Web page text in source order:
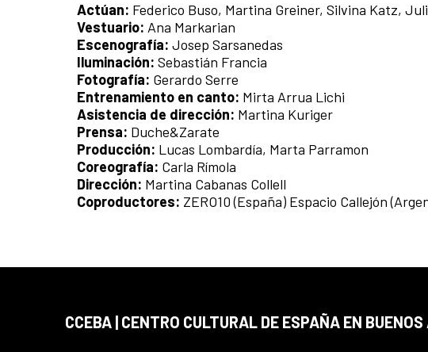
Actúan: Federico Buso, Martina Greiner, Silvina Katz,
Vestuario: Ana Markarian
Escenografía: Josep Sarsanedas
Iluminación: Sebastián Francia
Fotografía: Gerardo Serre
Entrenamiento en canto: Mirta Arrua Lichi
Asistencia de dirección: Martina Kuriger
Prensa: Duche&Zarate
Producción: Lucas Lombardía, Marta Parramon
Coreografía: Carla Rímola
Dirección: Martina Cabanas Collell
Coproductores: ZERO10 (España) Espacio Callejón
CCEBA | CENTRO CULTURAL DE ESPAÑA EN BUENOS